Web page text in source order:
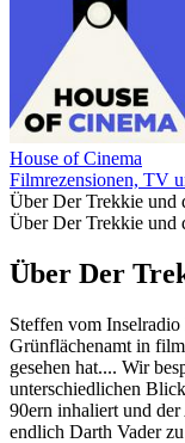
House of Cinema
Filmrezensionen, TV
Über Der Trekkie und
Über Der Trekkie und
Über Der
Steffen vom
Grünflächenamt in
gesehen hat.... Wir
unterschiedlichen
90ern inhaliert und
endlich Darth Vader